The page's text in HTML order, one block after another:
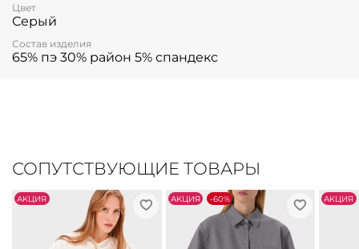
Цвет
Серый
Состав изделия
65% пэ 30% район 5% спандекс
СОПУТСТВУЮЩИЕ ТОВАРЫ
АKЦИЯ АKЦИЯ -60% АKЦИЯ